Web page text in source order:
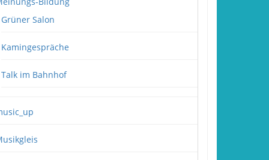
Grüner Salon
Kamingespräche
Talk im Bahnhof